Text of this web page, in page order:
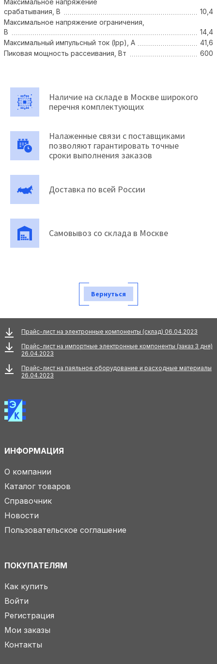
Максимальное напряжение
срабатывания, В
10,4
Максимальное напряжение ограничения,
В
14,4
Максимальный импульсный ток (Ipp), А
41,6
Пиковая мощность рассеивания, Вт
600
Наличие на складе в Москве широкого
перечня комплектующих
Налаженные связи с поставщиками
позволяют гарантировать точные
сроки выполнения заказов
Доставка по всей России
Самовывоз со склада в Москве
Вернуться
Прайс-лист на электронные компоненты (склад) 06.04.2023
Прайс-лист на импортные электронные компоненты (заказ 3 дня)
26.04.2023
Прайс-лист на паяльное оборудование и расходные материалы
26.04.2023
ИНФОРМАЦИЯ
О компании
Каталог товаров
Справочник
Новости
Пользовательское соглашение
ПОКУПАТЕЛЯМ
Как купить
Войти
Регистрация
Мои заказы
Контакты